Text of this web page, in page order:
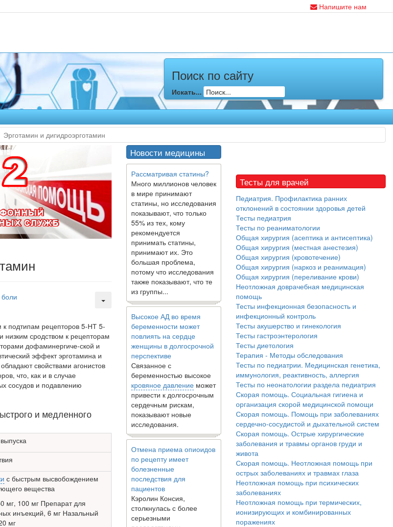
Напишите нам
Поиск по сайту
Искать...
Эрготамин и дигидроэрготамин
подтипам рецепторов 5-НТ 5-
низким срод­ством к рецепторам
дофаминергиче-ской и
эффект эрготамина и
свойствами агонистов
что, как и в случае
сосудов и подавлению
и медленного
с быстрым высвобождением
вещества
мг, 100 мг Препарат для
инъекций, 6 мг Назальный
мг
Новости медицины
Рассматривая статины?
Много миллионов человек
в мире принимают
статины, но исследования
показывают, что только
55% из тех, кому
рекомендуется
принимать статины,
принимают их. Это
большая проблема,
потому что исследования
также показывают, что те
из группы...
Высокое АД во время
беременности может
повлиять на сердце
женщины в долгосрочной
перспективе
Связанное с
беременностью высокое
кровяное давление может
привести к долгосрочным
сердечным рискам,
показывают новые
исследования.
Отмена приема опиоидов
по рецепту имеет
болезненные
последствия для
пациентов
Кэролин Консия,
столкнулась с более
серьезными
Тесты для врачей
Педиатрия. Профилактика ранних
отклонений в состоянии здоровья детей
Тесты педиатрия
Тесты по реаниматологии
Общая хирургия (асептика и антисептика)
Общая хирургия (местная анестезия)
Общая хирургия (кровотечение)
Общая хирургия (наркоз и реанимация)
Общая хирургия (переливание крови)
Неотложная доврачебная медицинская
помощь
Тесты инфекционная безопасность и
инфекционный контроль
Тесты акушерство и гинекология
Тесты гастроэнтерология
Тесты диетология
Терапия - Методы обследования
Тесты по педиатрии. Медицинская генетика,
иммунология, реактивность, аллергия
Тесты по неонатологии раздела педиатрия
Скорая помощь. Социальная гигиена и
организация скорой медицинской помощи
Скорая помощь. Помощь при заболеваниях
сердечно-сосудистой и дыхательной систем
Скорая помощь. Острые хирургические
заболевания и травмы органов груди и
живота
Скорая помощь. Неотложная помощь при
острых заболеваниях и травмах глаза
Неотложная помощь при психических
заболеваниях
Неотложная помощь при термических,
ионизирующих и комбинированных
поражениях